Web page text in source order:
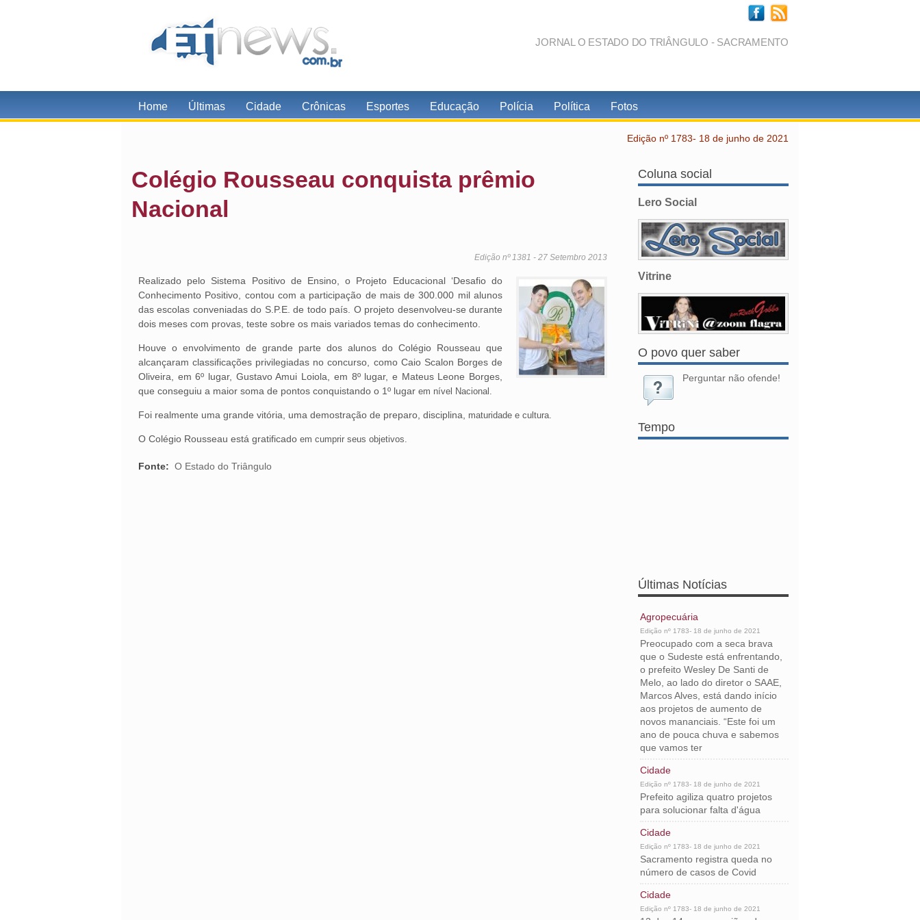
JORNAL O ESTADO DO TRIÂNGULO - SACRAMENTO
Home Últimas Cidade Crônicas Esportes Educação Polícia Política Fotos
Edição nº 1783- 18 de junho de 2021
Colégio Rousseau conquista prêmio
Nacional
Edição nº 1381 - 27 Setembro 2013
Realizado pelo Sistema Positivo de Ensino, o Projeto Educacional ‘Desafio do
Conhecimento Positivo, contou com a participação de mais de 300.000 mil alunos
das escolas conveniadas do S.P.E. de todo país. O projeto desenvolveu-se durante
dois meses com provas, teste sobre os mais variados temas do conhecimento.
Houve o envolvimento de grande parte dos alunos do Colégio Rousseau que
alcançaram classificações privilegiadas no concurso, como Caio Scalon Borges de
Oliveira, em 6º lugar, Gustavo Amui Loiola, em 8º lugar, e Mateus Leone Borges,
que conseguiu a maior soma de pontos conquistando o 1º lugar em nível Nacional.
Foi realmente uma grande vitória, uma demostração de preparo, disciplina, maturidade e cultura.
O Colégio Rousseau está gratificado em cumprir seus objetivos.
Fonte: O Estado do Triângulo
Coluna social
Lero Social
Vitrine
O povo quer saber
Perguntar não ofende!
Tempo
Últimas Notícias
Agropecuária
Edição nº 1783- 18 de junho de 2021
Preocupado com a seca brava
que o Sudeste está enfrentando,
o prefeito Wesley De Santi de
Melo, ao lado do diretor o SAAE,
Marcos Alves, está dando início
aos projetos de aumento de
novos mananciais. “Este foi um
ano de pouca chuva e sabemos
que vamos ter
Cidade
Edição nº 1783- 18 de junho de 2021
Prefeito agiliza quatro projetos
para solucionar falta d'água
Cidade
Edição nº 1783- 18 de junho de 2021
Sacramento registra queda no
número de casos de Covid
Cidade
Edição nº 1783- 18 de junho de 2021